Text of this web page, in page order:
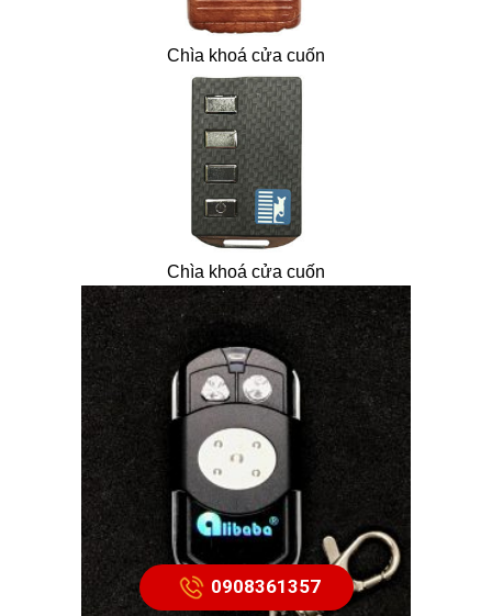
Chìa khoá cửa cuốn
Chìa khoá cửa cuốn
0908361357